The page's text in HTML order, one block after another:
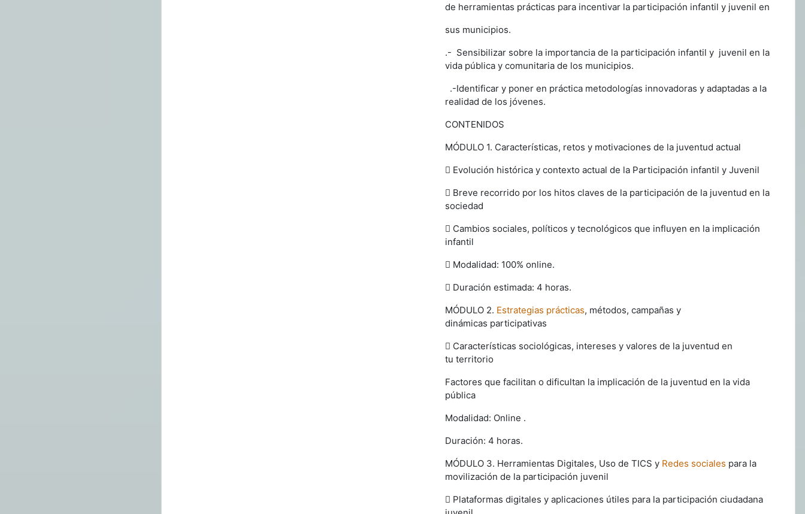
de herramientas prácticas para incentivar la participación infantil y juvenil en
sus municipios.
.- Sensibilizar sobre la importancia de la participación infantil y juvenil en la
vida pública y comunitaria de los municipios.
.-Identificar y poner en práctica metodologías innovadoras y adaptadas a la
realidad de los jóvenes.
CONTENIDOS
MÓDULO 1. Características, retos y motivaciones de la juventudactual
 Evolución histórica y contexto actual de la Participación infantil yJuvenil
 Breve recorrido por los hitos claves de la participación de la juventuden la
sociedad
 Cambios sociales, políticos y tecnológicos que influyen en la implicación
infantil
 Modalidad: 100% online.
 Duración estimada: 4 horas.
MÓDULO 2. Estrategias prácticas, métodos, campañas y
dinámicas participativas
 Características sociológicas, intereses y valores de la juventud en
tuterritorio
Factores que facilitan o dificultan la implicación de la juventud en lavida
pública
Modalidad: Online .
Duración: 4 horas.
MÓDULO 3. Herramientas Digitales, Uso de TICS y Redes sociales para la
movilización de la participación juvenil
 Plataformas digitales y aplicaciones útiles para la participaciónciudadana